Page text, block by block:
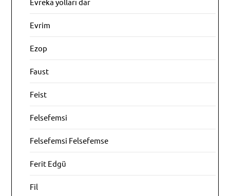
Evrim
Ezop
Faust
Feist
Felsefemsi
Felsefemsi Felsefemse
Ferit Edgü
Fil